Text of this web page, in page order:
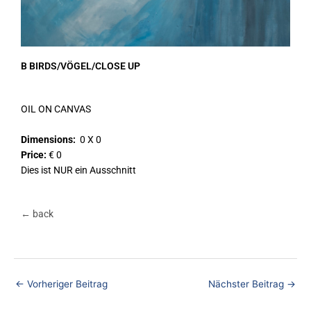
B BIRDS/VÖGEL/CLOSE UP
OIL ON CANVAS
Dimensions: 0 X 0
Price: € 0
Dies ist NUR ein Ausschnitt
← back
← Vorheriger Beitrag Nächster Beitrag →